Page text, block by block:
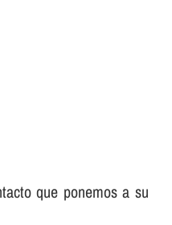
que ponemos a su